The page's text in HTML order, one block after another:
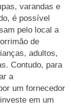
varandas e
é possível
pelo local a
de
adultos,
Contudo, para
a
um fornecedor
em um